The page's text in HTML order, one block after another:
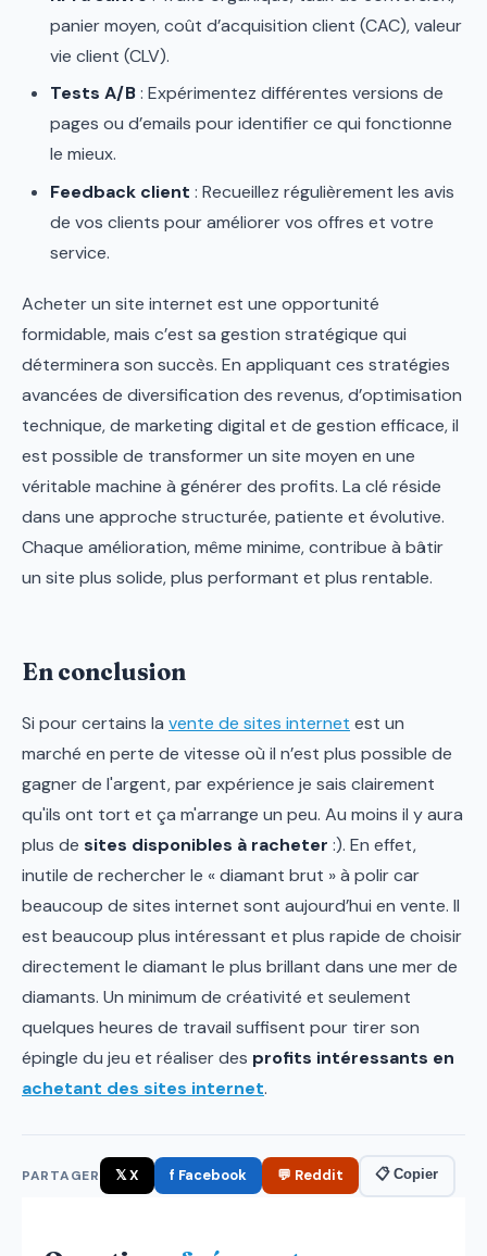
panier moyen, coût d’acquisition client (CAC), valeur
vie client (CLV).
Tests A/B: Expérimentez différentes versions de
pages ou d’emails pour identifier ce qui fonctionne
le mieux.
Feedback client : Recueillez régulièrement les avis
de vos clients pour améliorer vos offres et votre
service.
Acheter un site internet est une opportunité
formidable, mais c’est sa gestion stratégique qui
déterminera son succès. En appliquant ces stratégies
avancées de diversification des revenus, d’optimisation
technique, de marketing digital et de gestion efficace, il
est possible de transformer un site moyen en une
véritable machine à générer des profits. La clé réside
dans une approche structurée, patiente et évolutive.
Chaque amélioration, même minime, contribue à bâtir
un site plus solide, plus performant et plus rentable.
En conclusion
Si pour certains la vente de sites internet est un
marché en perte de vitesse où il n’est plus possible de
gagner de l'argent, par expérience je sais clairement
qu'ils ont tort et ça m'arrange un peu. Au moins il y aura
plus de sites disponibles à racheter :). En effet,
inutile de rechercher le « diamant brut » à polir car
beaucoup de sites internet sont aujourd’hui en vente. Il
est beaucoup plus intéressant et plus rapide de choisir
directement le diamant le plus brillant dans une mer de
diamants. Un minimum de créativité et seulement
quelques heures de travail suffisent pour tirer son
épingle du jeu et réaliser des profits intéressants en
achetant des sites internet.
PARTAGER 𝕏 X f Facebook 💬 Reddit 📋 Copier